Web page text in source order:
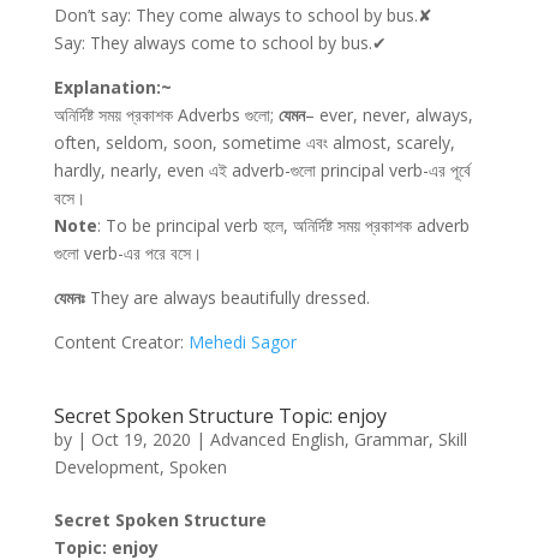
Don’t say: They come always to school by bus.✘
Say: They always come to school by bus.✔
Explanation:~
অনির্দিষ্ট সময় প্রকাশক Adverbs গুলো; যেমন– ever, never, always,
often, seldom, soon, sometime এবং almost, scarely,
hardly, nearly, even এই adverb-গুলো principal verb-এর পূর্বে
বসে।
Note: To be principal verb হলে, অনির্দিষ্ট সময় প্রকাশক adverb
গুলো verb-এর পরে বসে।
যেমনঃThey are always beautifully dressed.
Content Creator: Mehedi Sagor
Secret Spoken Structure Topic: enjoy
by | Oct 19, 2020 | Advanced English, Grammar, Skill
Development, Spoken
Secret Spoken Structure
Topic: enjoy